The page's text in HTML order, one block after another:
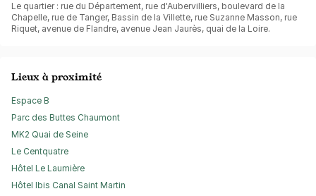
Le quartier : rue du Département, rue d'Aubervilliers, boulevard de la
Chapelle, rue de Tanger, Bassin de la Villette, rue Suzanne Masson, rue
Riquet, avenue de Flandre, avenue Jean Jaurès, quai de la Loire.
Lieux à proximité
Espace B
Parc des Buttes Chaumont
MK2 Quai de Seine
Le Centquatre
Hôtel Le Laumière
Hôtel Ibis Canal Saint Martin